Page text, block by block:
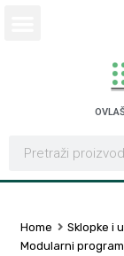
Home Sklopke i
Modularni